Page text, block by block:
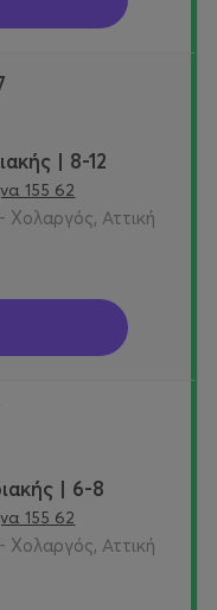
| 8-12
155 62
Αττική
| 6-8
155 62
Αττική